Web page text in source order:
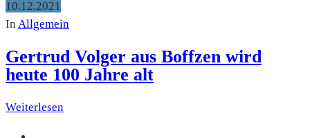
10.12.2021
In Allgemein
Gertrud Volger aus Boffzen wird
heute 100 Jahre alt
Weiterlesen